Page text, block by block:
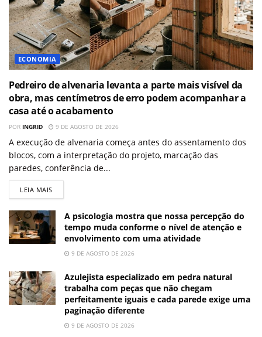
ECONOMIA
Pedreiro de alvenaria levanta a parte mais visível da
obra, mas centímetros de erro podem acompanhar a
casa até o acabamento
POR INGRID 9 DE AGOSTO DE 2026
A execução de alvenaria começa antes do assentamento dos
blocos, com a interpretação do projeto, marcação das
paredes, conferência de...
LEIA MAIS
A psicologia mostra que nossa percepção do
tempo muda conforme o nível de atenção e
envolvimento com uma atividade
9 DE AGOSTO DE 2026
Azulejista especializado em pedra natural
trabalha com peças que não chegam
perfeitamente iguais e cada parede exige uma
paginação diferente
9 DE AGOSTO DE 2026